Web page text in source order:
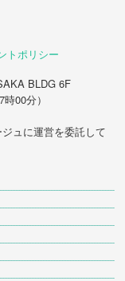
トポリシー
BLDG 6F
00分）
ュに運営を委託して